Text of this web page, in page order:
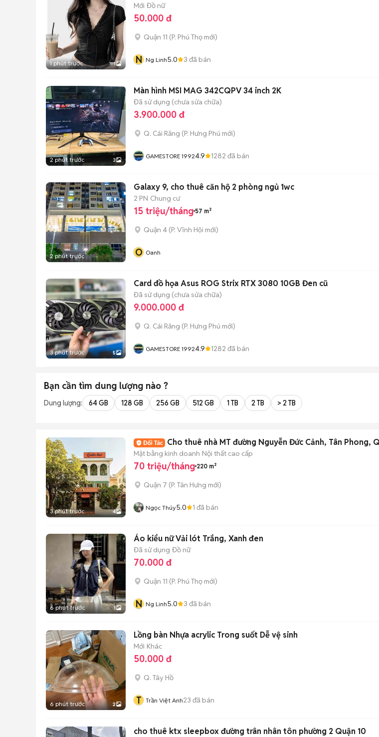
1 phút trước 1
Mới Đồ nữ
50.000 đ
Quận 11 (P. Phú Thọ mới)
N Ng Linh5.0 3 đã bán
2 phút trước 3
Màn hình MSI MAG 342CQPV 34 inch 2K
Đã sử dụng (chưa sửa chữa)
3.900.000 đ
Q. Cái Răng (P. Hưng Phú mới)
GAMESTORE 19924.9 1282 đã bán
2 phút trước
Galaxy 9, cho thuê căn hộ 2 phòng ngủ 1wc
2 PN Chung cư
15 triệu/tháng 57 m²
Quận 4 (P. Vĩnh Hội mới)
O Oanh
3 phút trước 5
Card đồ họa Asus ROG Strix RTX 3080 10GB Đen cũ
Đã sử dụng (chưa sửa chữa)
9.000.000 đ
Q. Cái Răng (P. Hưng Phú mới)
GAMESTORE 19924.9 1282 đã bán
Bạn cần tìm dung lượng nào ?
Dung lượng: 64 GB 128 GB 256 GB 512 GB 1 TB 2 TB > 2 TB
3 phút trước 4
Cho thuê nhà MT đường Nguyễn Đức Cảnh, Tân Phong,
Mặt bằng kinh doanh Nội thất cao cấp
70 triệu/tháng 220 m²
Quận 7 (P. Tân Hưng mới)
Ngọc Thúy5.0 1 đã bán
6 phút trước 1
Áo kiểu nữ Vải lót Trắng, Xanh đen
Đã sử dụng Đồ nữ
70.000 đ
Quận 11 (P. Phú Thọ mới)
N Ng Linh5.0 3 đã bán
6 phút trước 2
Lồng bàn Nhựa acrylic Trong suốt Dễ vệ sinh
Mới Khác
50.000 đ
Q. Tây Hồ
T Trần Việt Anh23 đã bán
cho thuê ktx sleepbox đường trân nhân tôn phường 2 Quận 10